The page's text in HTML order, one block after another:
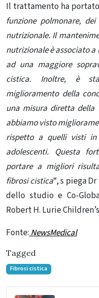
Il trattamento ha
funzione polmonare,
nutrizionale. Il
nutrizionale è associato
ad una maggiore
cistica. Inoltre, è
miglioramento della
una misura diretta della
abbiamo visto
rispetto a quelli visti in
adolescenti. Questa
portare a migliori
fibrosi cistica“, s piega
dello studio e Co-
Robert H. Lurie
Fonte:NewsMedical
Tagged
Fibrosi cistica